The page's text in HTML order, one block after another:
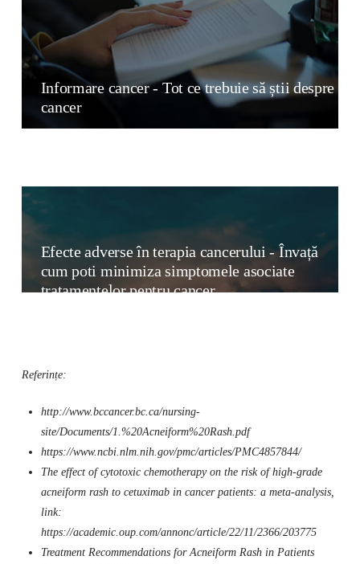
Informare cancer - Tot ce trebuie să știi despre
cancer
Efecte adverse în terapia cancerului - Învață
cum poti minimiza simptomele asociate
tratamentelor pentru cancer
Referințe:
http://www.bccancer.bc.ca/nursing-
site/Documents/1.%20Acneiform%20Rash.pdf
https://www.ncbi.nlm.nih.gov/pmc/articles/PMC4857844/
The effect of cytotoxic chemotherapy on the risk of high-grade
acneiform rash to cetuximab in cancer patients: a meta-analysis,
link:
https://academic.oup.com/annonc/article/22/11/2366/203775
Treatment Recommendations for Acneiform Rash in Patients